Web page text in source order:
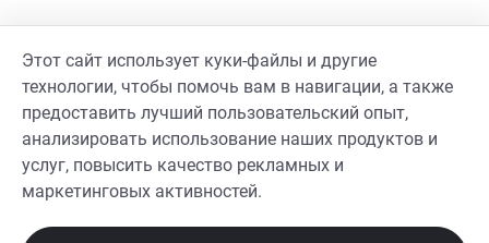
Стать волонтером
Гайд волонтера
Реквизиты фонда
Этот сайт использует куки-файлы и другие
технологии, чтобы помочь вам в навигации, а также
предоставить лучший пользовательский опыт,
анализировать использование наших продуктов и
услуг, повысить качество рекламных и
маркетинговых активностей.